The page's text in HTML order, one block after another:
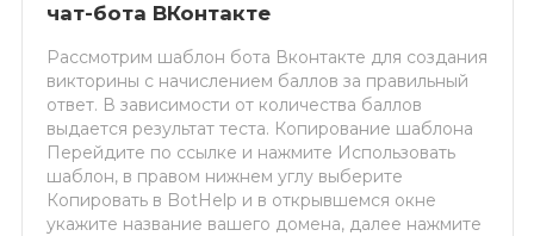
чат-бота ВКонтакте
Рассмотрим шаблон бота Вконтакте для создания
викторины с начислением баллов за правильный
ответ. В зависимости от количества баллов
выдается результат теста. Копирование шаблона
Перейдите по ссылке и нажмите Использовать
шаблон, в правом нижнем углу выберите
Копировать в BotHelp и в открывшемся окне
укажите название вашего домена, далее нажмите